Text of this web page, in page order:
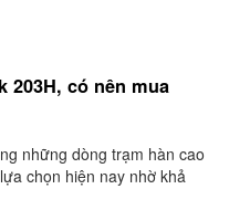
203H, có nên mua
những dòng trạm hàn cao
chọn hiện nay nhờ khả